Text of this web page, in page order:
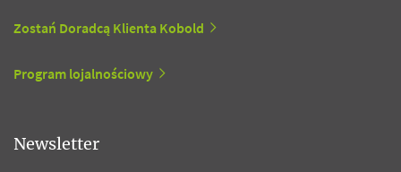
Zostań Doradcą Klienta Kobold
Program lojalnościowy
Newsletter